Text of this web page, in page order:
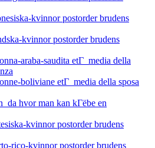
kvinnor postorder brudens
kvinnor postorder brudens
araba-saudita etГ media della
boliviane etГ media della sposa
hvor man kan kГёbe en
kvinnor postorder brudens
rico-kvinnor postorder brudens